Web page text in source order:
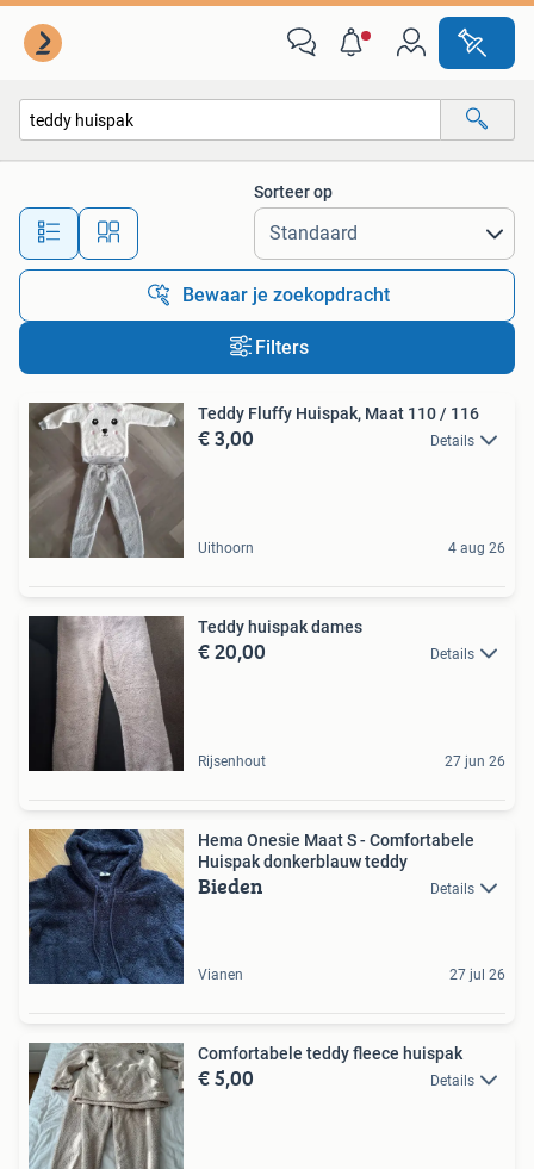
Alle afstanden…
Sorteer op
Bewaar je zoekopdracht
Filters
Teddy Fluffy Huispak, Maat 110 / 116
€ 3,00 Details
Uithoorn 4 aug 26
Teddy huispak dames
€ 20,00 Details
Rijsenhout 27 jun 26
Hema Onesie Maat S - Comfortabele
Huispak donkerblauw teddy
Bieden Details
Vianen 27 jul 26
Comfortabele teddy fleece huispak
€ 5,00 Details